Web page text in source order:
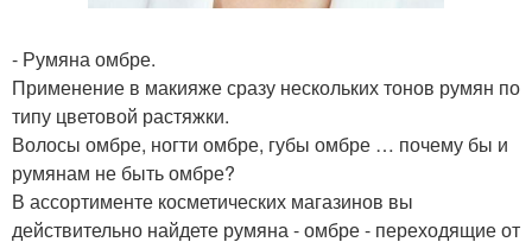
- Румяна омбре.
Применение в макияже сразу нескольких тонов румян по
типу цветовой растяжки.
Волосы омбре, ногти омбре, губы омбре … почему бы и
румянам не быть омбре?
В ассортименте косметических магазинов вы
действительно найдете румяна - омбре - переходящие от